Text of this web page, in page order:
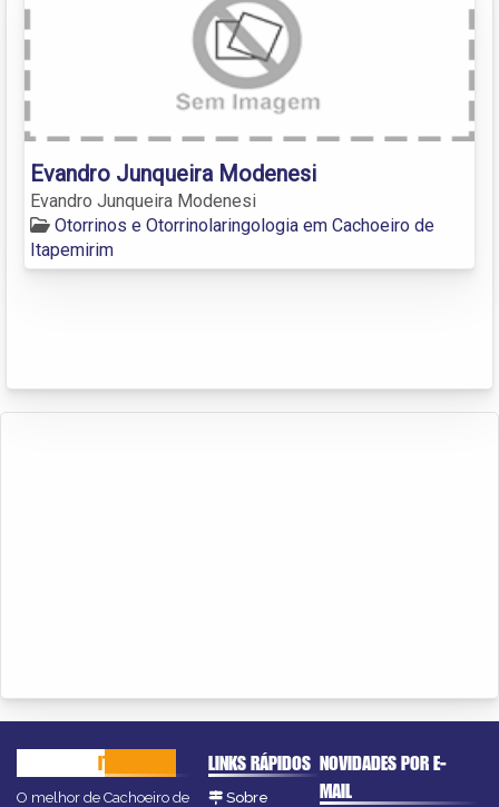
Evandro Junqueira Modenesi
Evandro Junqueira Modenesi
Otorrinos e Otorrinolaringologia em Cachoeiro de
Itapemirim
ITAPEMIRIM
O melhor de Cachoeiro de
LINKS RÁPIDOS
Sobre
NOVIDADES POR E-
MAIL